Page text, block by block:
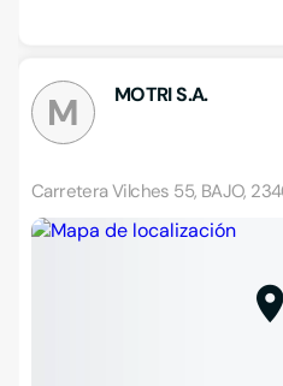
M MOTRI S.A.
Carretera Vilches 55, BAJO,